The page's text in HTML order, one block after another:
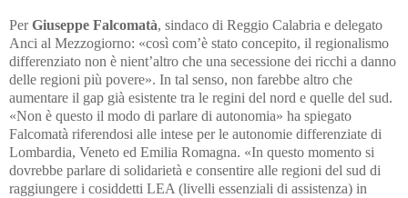
PerGiuseppe Falcomatà, sindaco di Reggio Calabria e delegato
Anci al Mezzogiorno: «così com’è stato concepito, il regionalismo
differenziato non è nient’altro che una secessione dei ricchi a danno
delle regioni più povere». In tal senso, non farebbe altro che
aumentare il gap già esistente tra le regini del nord e quelle del sud.
«Non è questo il modo di parlare di autonomia» ha spiegato
Falcomatà riferendosi alle intese per le autonomie differenziate di
Lombardia, Veneto ed Emilia Romagna. «In questo momento si
dovrebbe parlare di solidarietà e consentire alle regioni del sud di
raggiungere i cosiddetti LEA (livelli essenziali di assistenza) in